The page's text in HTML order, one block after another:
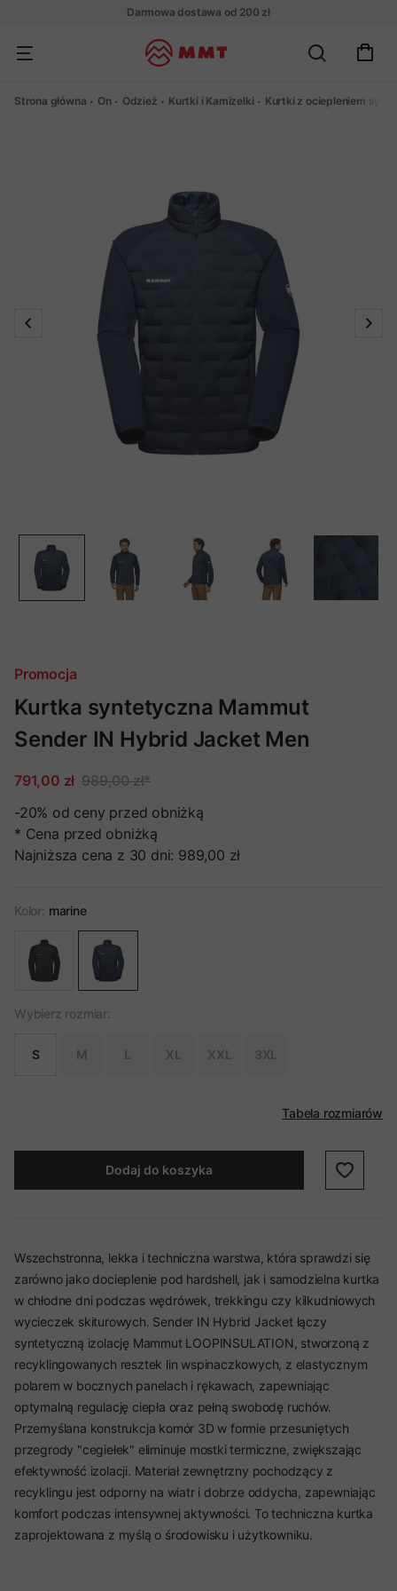
Darmowa dostawa od 200 zł
Strona główna On Odzież Kurtki i Kamizelki Kurtki z ociepleniem
Promocja
Kurtka syntetyczna Mammut
Sender IN Hybrid Jacket Men
791,00 zł 989,00 zł*
-20% od ceny przed obniżką
* Cena przed obniżką
Najniższa cena z 30 dni: 989,00 zł
Kolor: marine
Wybierz rozmiar:
S M L XL XXL 3XL
Tabela rozmiarów
Dodaj do koszyka
Wszechstronna, lekka i techniczna warstwa, która sprawdzi się
zarówno jako docieplenie pod hardshell, jak i samodzielna kurtka
w chłodne dni podczas wędrówek, trekkingu czy kilkudniowych
wycieczek skiturowych. Sender IN Hybrid Jacket łączy
syntetyczną izolację Mammut LOOPINSULATION, stworzoną z
recyklingowanych resztek lin wspinaczkowych, z elastycznym
polarem w bocznych panelach i rękawach, zapewniając
optymalną regulację ciepła oraz pełną swobodę ruchów.
Przemyślana konstrukcja komór 3D w formie przesuniętych
przegrody "cegiełek" eliminuje mostki termiczne, zwiększając
efektywność izolacji. Materiał zewnętrzny pochodzący z
recyklingu jest odporny na wiatr i dobrze oddycha, zapewniając
komfort podczas intensywnej aktywności. To techniczna kurtka
zaprojektowana z myślą o środowisku i użytkowniku.